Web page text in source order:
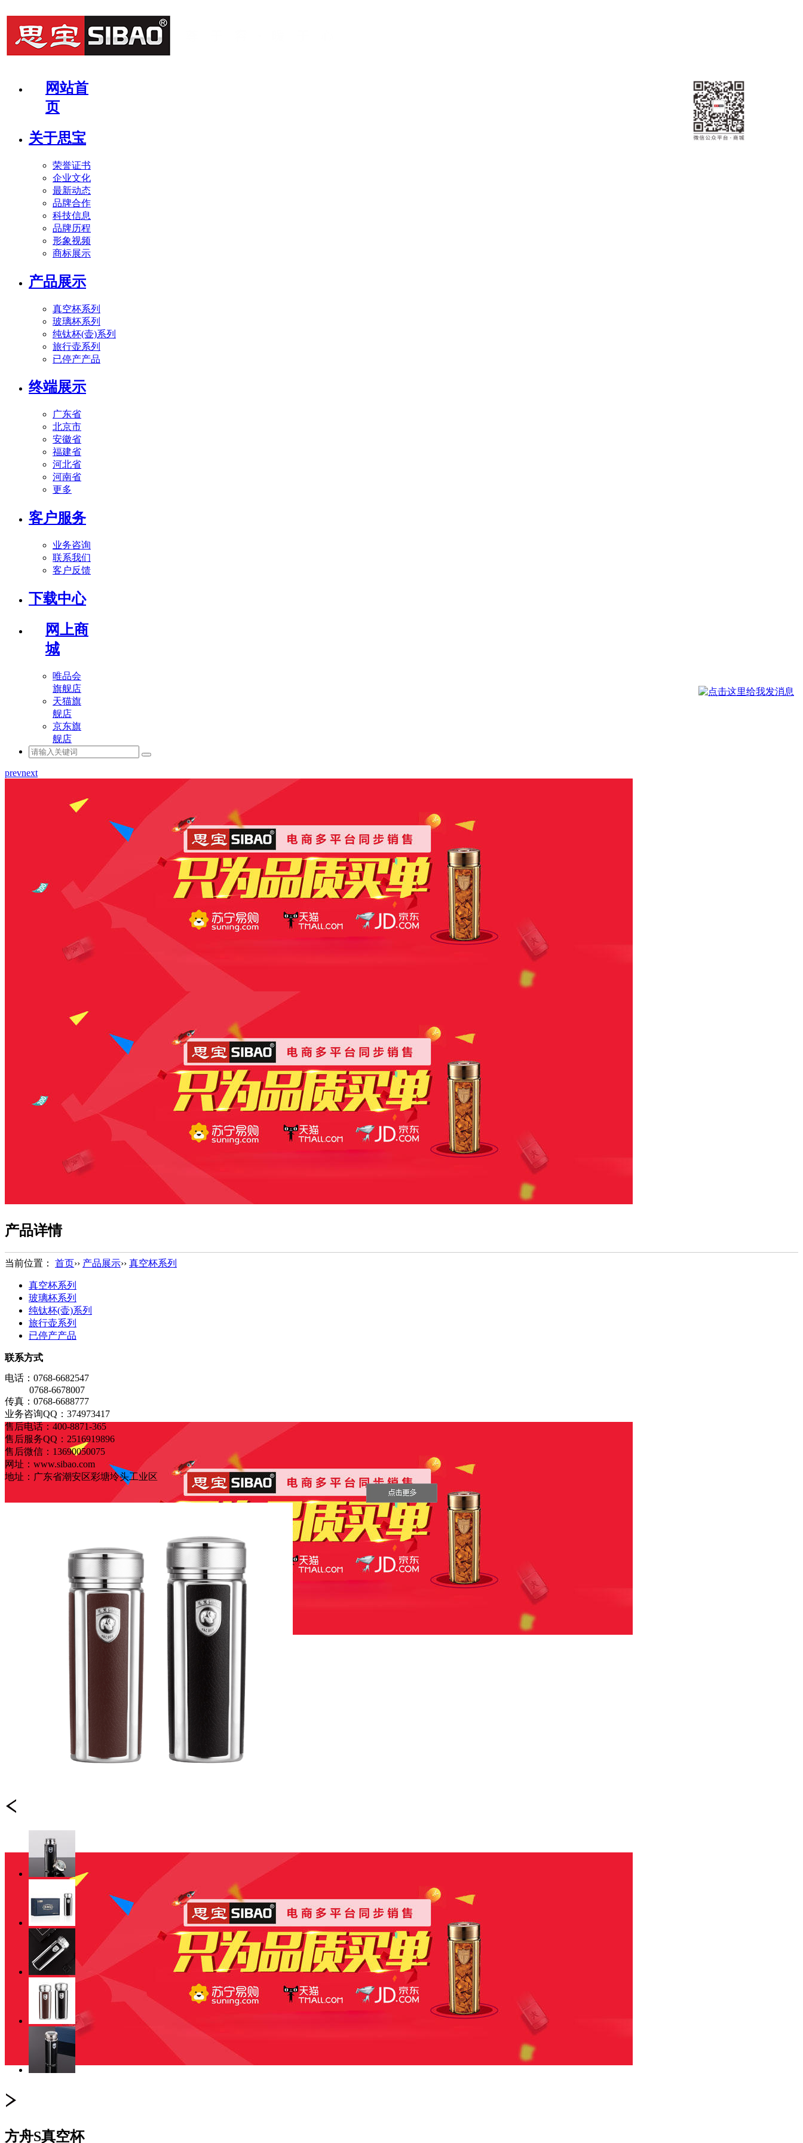
网站首
页
关于思宝
荣誉证书
企业文化
最新动态
品牌合作
科技信息
品牌历程
形象视频
商标展示
产品展示
真空杯系列
玻璃杯系列
纯钛杯(壶)系列
旅行壶系列
已停产产品
终端展示
广东省
北京市
安徽省
福建省
河北省
河南省
更多
客户服务
业务咨询
联系我们
客户反馈
下载中心
网上商
城
唯品会
旗舰店
天猫旗
舰店
京东旗
舰店
prevnext
产品详情
当前位置： 首页›› 产品展示›› 真空杯系列
真空杯系列
玻璃杯系列
纯钛杯(壶)系列
旅行壶系列
已停产产品
联系方式
电话：0768-6682547
0768-6678007
传真：0768-6688777
业务咨询QQ：374973417
售后电话：400-8871-365
售后服务QQ：2516919896
售后微信：13690050075
网址：www.sibao.com
地址：广东省潮安区彩塘坽头工业区
方舟S真空杯